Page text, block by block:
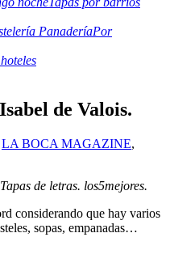
PanaderíaPor
de Valois.
LA BOCA MAGAZINE,
Tapas de letras. los5mejores.
considerando que hay varios
sopas, empanadas…